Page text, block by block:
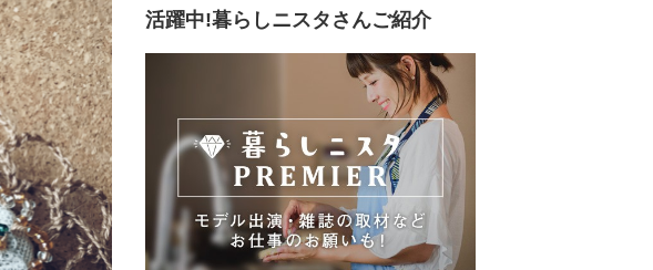
活躍中!暮らしニスタさんご紹介